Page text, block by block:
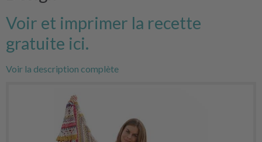
Voir et imprimer la recette
gratuite ici.
Voir la description complète